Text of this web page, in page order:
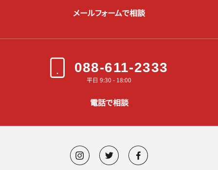
メールフォームで相談
088-611-2333
平日 9:30 - 18:00
電話で相談